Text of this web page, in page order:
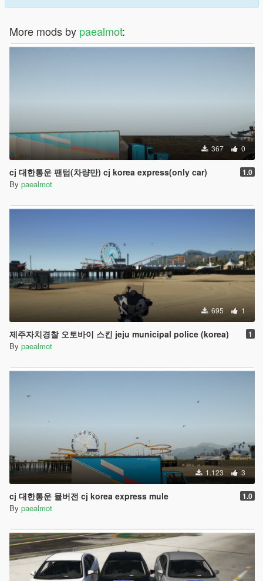
More mods by paealmot:
367 0
cj 대한통운 팬텀(차량만) cj korea express(only car) 1.0
By paealmot
695 1
제주자치경찰 오토바이 스킨 jeju municipal police (korea) 1
By paealmot
1.123 3
cj 대한통운 뮬버전 cj korea express mule 1.0
By paealmot